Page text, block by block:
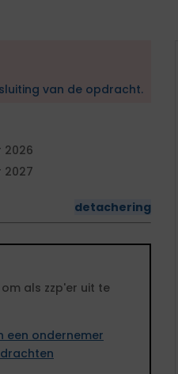
van de opdracht.
detachering
2026
2027
als zzp'er uit te
een ondernemer